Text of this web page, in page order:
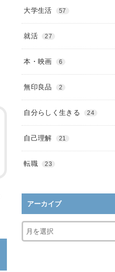
大学生活 57
就活 27
本・映画 6
無印良品 2
自分らしく生きる 24
自己理解 21
転職 23
アーカイブ